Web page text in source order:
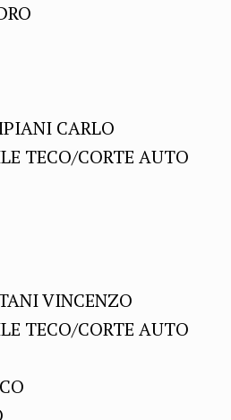
CARLO
TECO/CORTE AUTO
VINCENZO
TECO/CORTE AUTO